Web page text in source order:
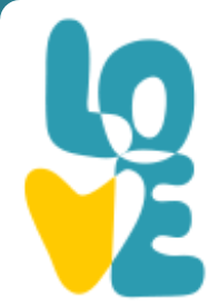
You are here: Home »
Gastronomy
» COFFEE
COFFEE